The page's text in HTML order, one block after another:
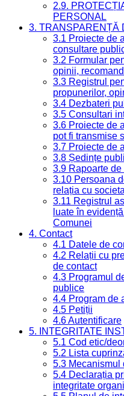
2.9.
PERSONAL
3. TRANSPARENȚĂ
3.1 Proiecte de
consultare
3.2 Formular
opinii,
3.3 Registrul
propunerilor,
3.4 Dezbateri
3.5 Consultari
3.6 Proiecte de
pot fi transmise
3.7 Proiecte de
3.8 Ședințe
3.9 Rapoarte
3.10 Persoana
relația cu
3.11 Registrul
luate în
Comunei
4. Contact
4.1 Datele de
4.2 Relații cu
de contact
4.3 Programul
publice
4.4 Program de
4.5 Petiții
4.6 Autentificare
5. INTEGRITATE
5.1 Cod etic/
5.2 Lista
5.3 Mecanismul
5.4 Declarația
integritate